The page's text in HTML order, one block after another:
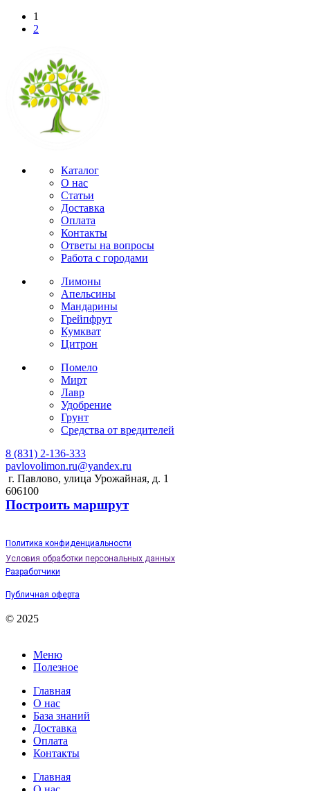
1
2
Каталог
О нас
Статьи
Доставка
Оплата
Контакты
Ответы на вопросы
Работа с городами
Лимоны
Апельсины
Мандарины
Грейпфрут
Кумкват
Цитрон
Помело
Мирт
Лавр
Удобрение
Грунт
Средства от вредителей
8 (831) 2-136-333
pavlovolimon.ru@yandex.ru
г. Павлово, улица Урожайная, д. 1
606100
Построить маршрут
Политика конфиденциальности
Условия обработки персональных данных
Разработчики
Публичная оферта
© 2025
Меню
Полезное
Главная
О нас
База знаний
Доставка
Оплата
Контакты
Главная